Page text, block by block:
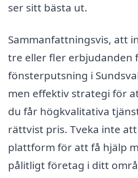
ser sitt bästa ut.
Sammanfattningsvis, att
tre eller fler erbjudanden
fönsterputsning i
men effektiv strategi för
du får högkvalitativa
rättvist pris. Tveka inte
plattform för att få hjälp
pålitligt företag i ditt